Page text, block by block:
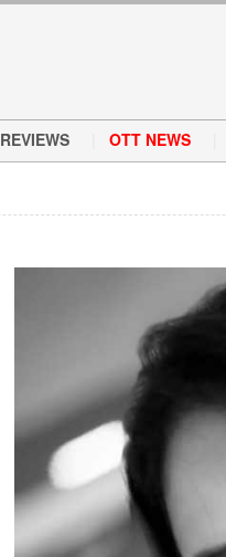
REVIEWS OTT NEWS